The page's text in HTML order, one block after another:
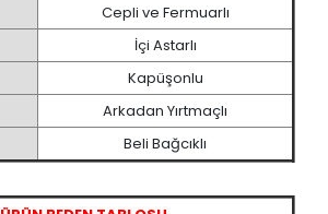
Cepli ve Fermuarlı
İçi Astarlı
Kapüşonlu
Arkadan Yırtmaçlı
Beli Bağcıklı